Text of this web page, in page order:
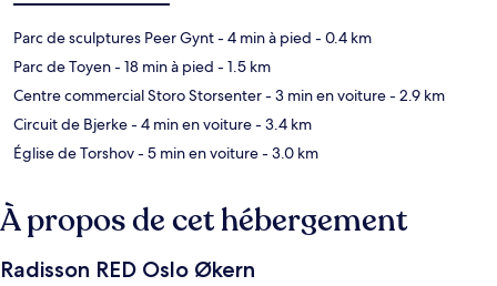
Parc de sculptures Peer Gynt- 4 min à pied - 0.4 km
Parc de Toyen- 18 min à pied - 1.5 km
Centre commercial Storo Storsenter- 3 min en voiture- 2.9 km
Circuit de Bjerke- 4 min en voiture- 3.4 km
Église de Torshov- 5 min en voiture- 3.0 km
À propos de cet hébergement
Radisson RED Oslo Økern